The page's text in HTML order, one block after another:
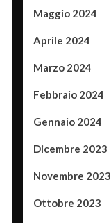
Maggio 2024
Aprile 2024
Marzo 2024
Febbraio 2024
Gennaio 2024
Dicembre 2023
Novembre 2023
Ottobre 2023